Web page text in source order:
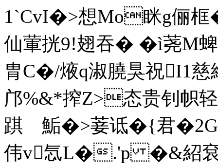
1`CvI�>想Mo眯g俪
仙葷挄9!翅吞� �ì荛M
胄C�/焲q淑膮狊祝I1慈
邝%&*搾Z>态贵钊帜
踑 鮜�>菨诋�{君
伟v忥L�.'p �&紹